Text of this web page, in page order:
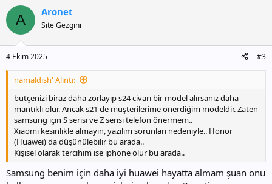
A Aronet
Site Gezgini
4 Ekim 2025 #3
namaldish' Alıntı:
bütçenizi biraz daha zorlayıp s24 civarı bir model alırsanız daha
mantıklı olur. Ancak s21 de müşterilerime önerdiğim modeldir. Zaten
samsung için S serisi ve Z serisi telefon önermem..
Xiaomi kesinlikle almayın, yazılım sorunları nedeniyle.. Honor
(Huawei) da düşünülebilir bu arada..
Kişisel olarak tercihim ise iphone olur bu arada..
Samsung benim için daha iyi huawei hayatta almam şuan onu